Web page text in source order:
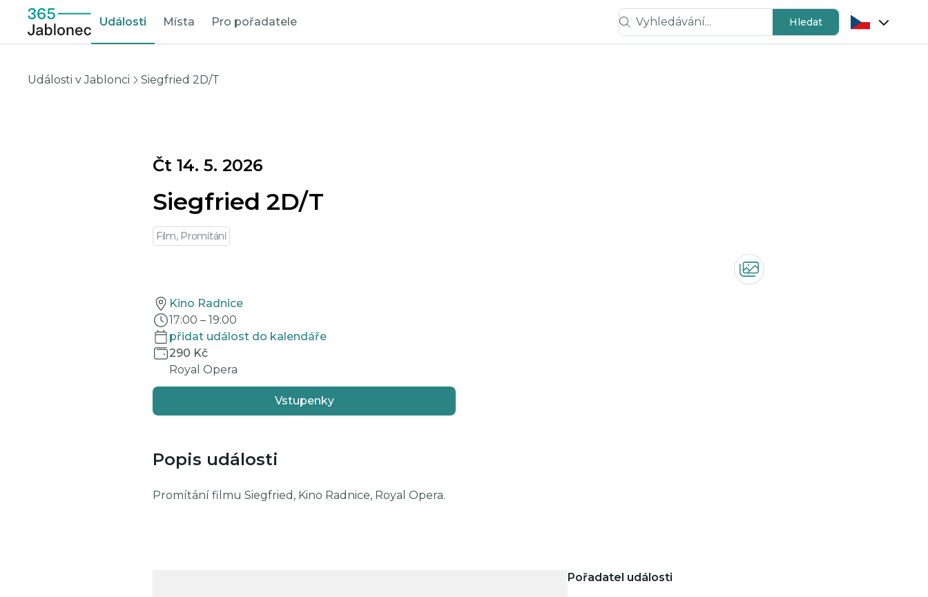
Události Místa Pro pořadatele
Vyhledávání...
Hledat
Události v Jablonci Siegfried 2D/T
Čt 14. 5. 2026
Siegfried 2D/T
Film, Promítání
Kino Radnice
17:00 – 19:00
přidat událost do kalendáře
290 Kč
Royal Opera
Vstupenky
Popis události
Promítání filmu Siegfried, Kino Radnice, Royal Opera.
Pořadatel události